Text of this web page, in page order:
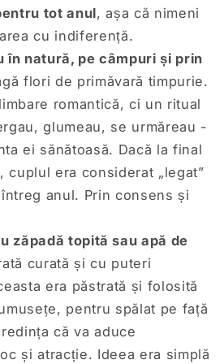
tot anul, așa că nimeni
cu indiferență.
în natură, pe câmpuri și prin
flori de primăvară timpurie.
romantică, ci un ritual
glumeau, se urmăreau -
ei sănătoasă. Dacă la final
cuplul era considerat „legat”
anul. Prin consens și
zăpadă topită sau apă de
curată și cu puteri
era păstrată și folosită
pentru spălat pe față
că va aduce
și atracție. Ideea era simplă